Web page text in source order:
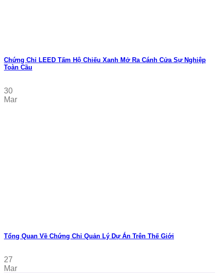
Chứng Chỉ LEED Tấm Hộ Chiếu Xanh Mở Ra Cánh Cửa Sự Nghiệp
Toàn Cầu
30
Mar
Tổng Quan Về Chứng Chỉ Quản Lý Dự Án Trên Thế Giới
27
Mar